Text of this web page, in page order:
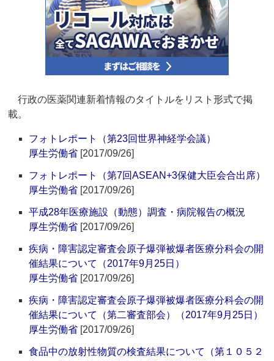
行政の医薬関連新着情報のタイトルをリスト形式で掲
載。
フォトレポート（第23回世界神経学会議）
厚生労働省 [2017/09/26]
フォトレポート（第7回ASEAN+3保健大臣会合出席）
厚生労働省 [2017/09/26]
平成28年医療施設（動態）調査・病院報告の概況
厚生労働省 [2017/09/26]
疾病・障害認定審査会原子爆弾被爆者医療分科会の開
催結果について（2017年9月25日）
厚生労働省 [2017/09/26]
疾病・障害認定審査会原子爆弾被爆者医療分科会の開
催結果について（第二審査部会）（2017年9月25日）
厚生労働省 [2017/09/26]
食品中の放射性物質の検査結果について（第１０５２